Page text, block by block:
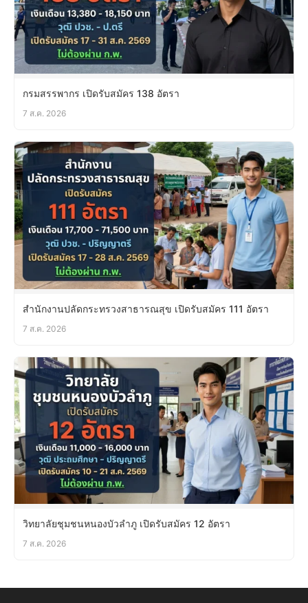
กรมสรรพากร เปิดรับสมัคร 138 อัตรา
7 ส.ค. 2026
สำนักงานปลัดกระทรวงสาธารณสุข เปิดรับสมัคร 111 อัตรา
7 ส.ค. 2026
วิทยาลัยชุมชนหนองบัวลำภู เปิดรับสมัคร 12 อัตรา
7 ส.ค. 2026